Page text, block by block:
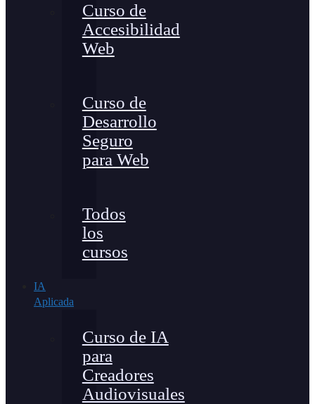
Curso de
Accesibilidad
Web
Curso de
Desarrollo
Seguro
para Web
Todos
los
cursos
IA
Aplicada
Curso de IA
para
Creadores
Audiovisuales